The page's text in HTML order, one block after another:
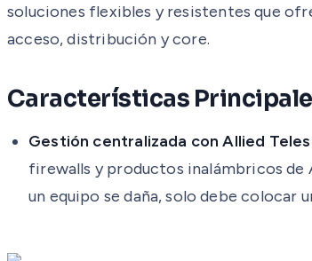
soluciones flexibles y resistentes que
acceso, distribución y core.
Características
Gestión centralizada con Allied
firewalls y productos inalámbricos de
un equipo se daña, solo debe colocar